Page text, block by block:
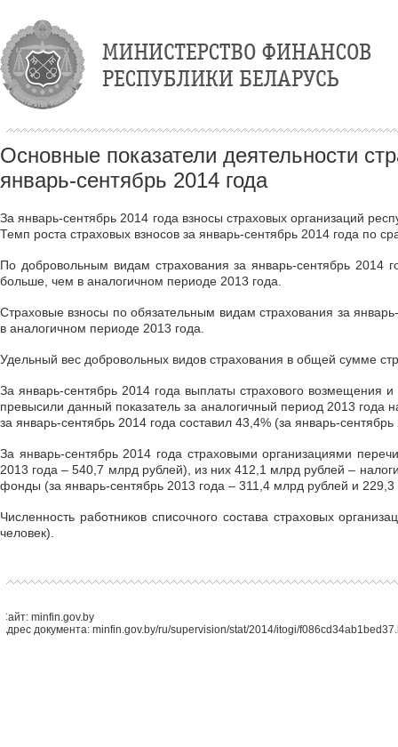
Основные показатели деятельности
январь-сентябрь 2014 года
За январь-сентябрь 2014 года взносы страховых организаций
Темп роста страховых взносов за январь-сентябрь 2014 года по
По добровольным видам страхования за январь-сентябрь 2014
больше, чем в аналогичном периоде 2013 года.
Страховые взносы по обязательным видам страхования за
в аналогичном периоде 2013 года.
Удельный вес добровольных видов страхования в общей сумме
За январь-сентябрь 2014 года выплаты страхового возмещения
превысили данный показатель за аналогичный период 2013
за январь-сентябрь 2014 года составил 43,4% (за январь-
За январь-сентябрь 2014 года страховыми организациями
2013 года – 540,7 млрд рублей), из них 412,1 млрд рублей –
фонды (за январь-сентябрь 2013 года – 311,4 млрд рублей и 229,3
Численность работников списочного состава страховых
человек).
Сайт: minfin.gov.by
Адрес документа: minfin.gov.by/ru/supervision/stat/2014/itogi/